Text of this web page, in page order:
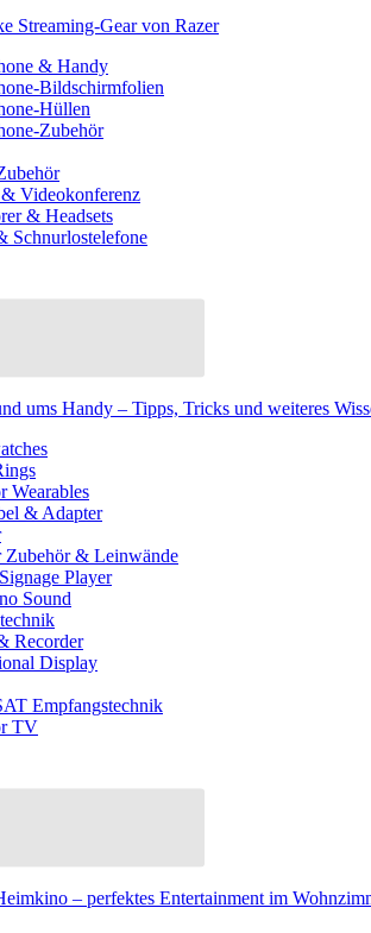
Streaming-Gear von Razer
& Handy
Bildschirmfolien
Hüllen
Zubehör
Videokonferenz
& Headsets
Schnurlostelefone
ums Handy – Tipps, Tricks und weiteres
Wearables
& Adapter
Zubehör & Leinwände
Player
Sound
Recorder
Display
Empfangstechnik
TV
– perfektes Entertainment im